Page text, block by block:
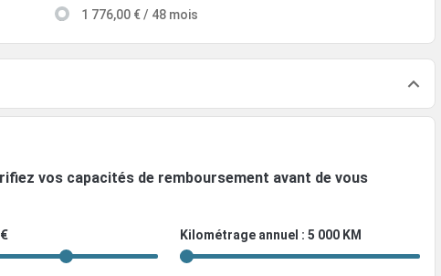
1 776,00 € / 48 mois
vos capacités de remboursement avant de vous
Kilométrage annuel : 5 000 KM